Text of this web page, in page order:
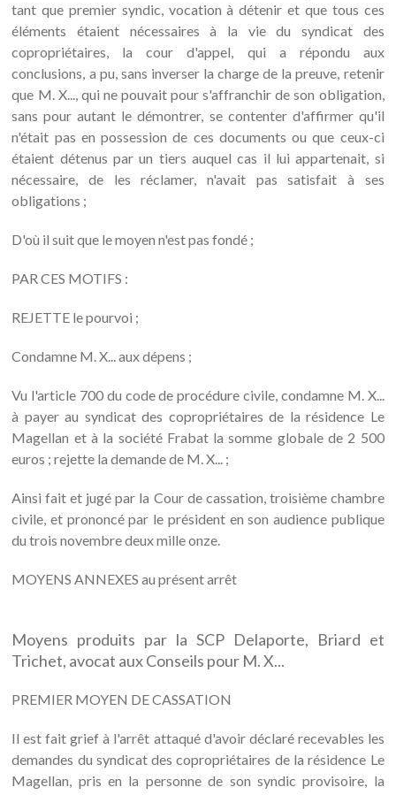
tant que premier syndic, vocation à détenir et que tous ces
éléments étaient nécessaires à la vie du syndicat des
copropriétaires, la cour d'appel, qui a répondu aux
conclusions, a pu, sans inverser la charge de la preuve, retenir
que M. X..., qui ne pouvait pour s'affranchir de son obligation,
sans pour autant le démontrer, se contenter d'affirmer qu'il
n'était pas en possession de ces documents ou que ceux-ci
étaient détenus par un tiers auquel cas il lui appartenait, si
nécessaire, de les réclamer, n'avait pas satisfait à ses
obligations ;
D'où il suit que le moyen n'est pas fondé ;
PAR CES MOTIFS :
REJETTE le pourvoi ;
Condamne M. X... aux dépens ;
Vu l'article 700 du code de procédure civile, condamne M. X...
à payer au syndicat des copropriétaires de la résidence Le
Magellan et à la société Frabat la somme globale de 2 500
euros ; rejette la demande de M. X... ;
Ainsi fait et jugé par la Cour de cassation, troisième chambre
civile, et prononcé par le président en son audience publique
du trois novembre deux mille onze.
MOYENS ANNEXES au présent arrêt
Moyens produits par la SCP Delaporte, Briard et
Trichet, avocat aux Conseils pour M. X...
PREMIER MOYEN DE CASSATION
Il est fait grief à l'arrêt attaqué d'avoir déclaré recevables les
demandes du syndicat des copropriétaires de la résidence Le
Magellan, pris en la personne de son syndic provisoire, la